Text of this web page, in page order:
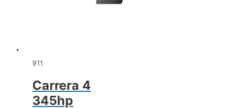
911
Carrera 4
345hp